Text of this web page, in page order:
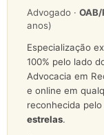
Advogado ·
anos)
Especialização
100% pelo lado
Advocacia em
e online em
reconhecida
estrelas.